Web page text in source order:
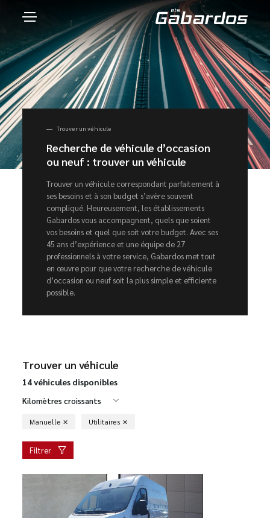
Trouver un véhicule
Recherche de véhicule d’occasion
ou neuf : trouver un véhicule
Trouver un véhicule correspondant parfaitement à
ses besoins et à son budget s’avère souvent
compliqué. Heureusement, les établissements
Gabardos vous accompagnent, quels que soient
vos besoins et quel que soit votre budget. Avec ses
45 ans d’expérience et une équipe de 27
professionnels à votre service, Gabardos met tout
en œuvre pour que votre recherche de véhicule
d’occasion ou neuf soit la plus simple et efficiente
possible.
Trouver un véhicule
14 véhicules disponibles
Kilomètres croissants
Manuelle Utilitaires
Filtrer